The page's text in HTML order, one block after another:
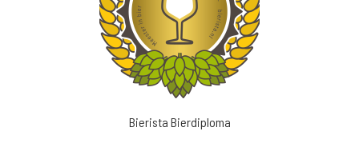
Bierista Bierdiploma